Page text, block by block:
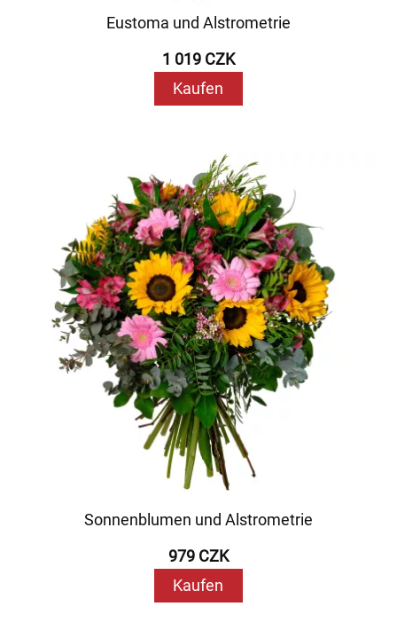
Eustoma und Alstrometrie
1 019 CZK
Kaufen
Sonnenblumen und Alstrometrie
979 CZK
Kaufen